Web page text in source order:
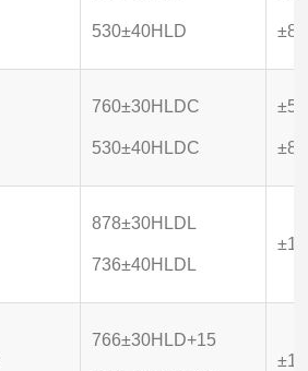
530±40HLD ±8
760±30HLDC
530±40HLDC
±5
±8
878±30HLDL
736±40HLDL
766±30HLD+15